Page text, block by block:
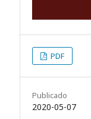
PDF
Publicado
2020-05-07